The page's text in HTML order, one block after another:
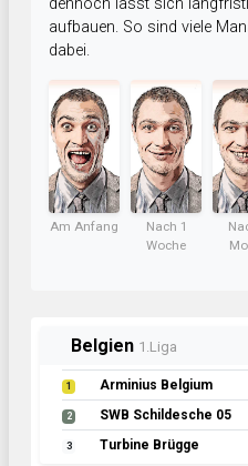
dennoch lässt sich
aufbauen. So sind viele
dabei.
Am Anfang
Nach 1
Woche
Belgien 1.Liga
1 Arminius Belgium
2 SWB Schildesche 05
3 Turbine Brügge